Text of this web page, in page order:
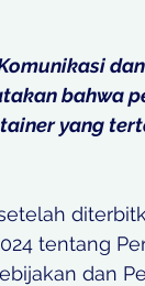
bahwa
yang
tentang
dan